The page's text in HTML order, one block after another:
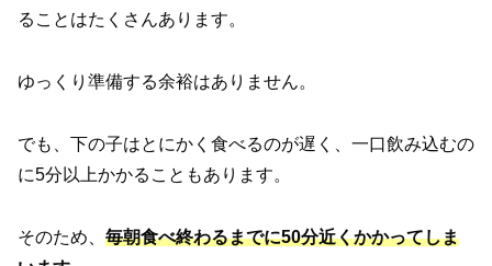
ることはたくさんあります。
ゆっくり準備する余裕はありません。
でも、下の子はとにかく食べるのが遅く、一口飲み込むの
に5分以上かかることもあります。
そのため、 毎朝食べ終わるまでに50分近くかかってしま